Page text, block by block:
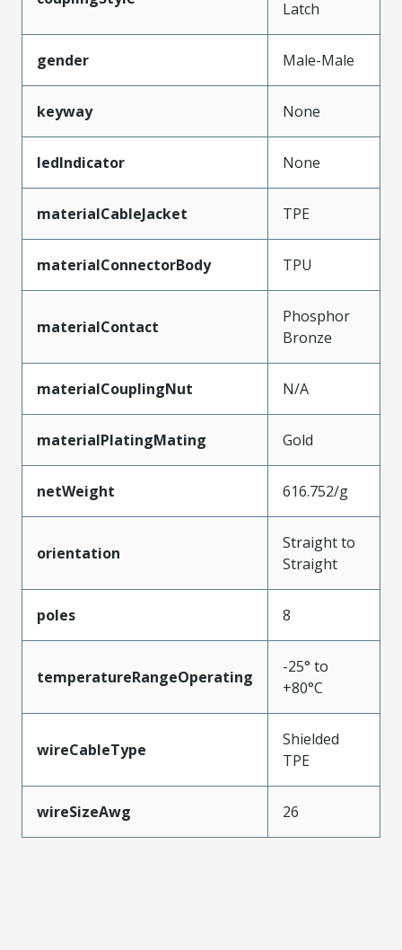
Latch
gender Male-Male
keyway None
ledIndicator None
materialCableJacket TPE
materialConnectorBody TPU
materialContact
Phosphor
Bronze
materialCouplingNut N/A
materialPlatingMating Gold
netWeight 616.752/g
orientation
Straight to
Straight
poles 8
temperatureRangeOperating
-25° to
+80°C
wireCableType
Shielded
TPE
wireSizeAwg 26